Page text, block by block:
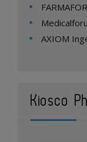
AXIOM
Kiosco